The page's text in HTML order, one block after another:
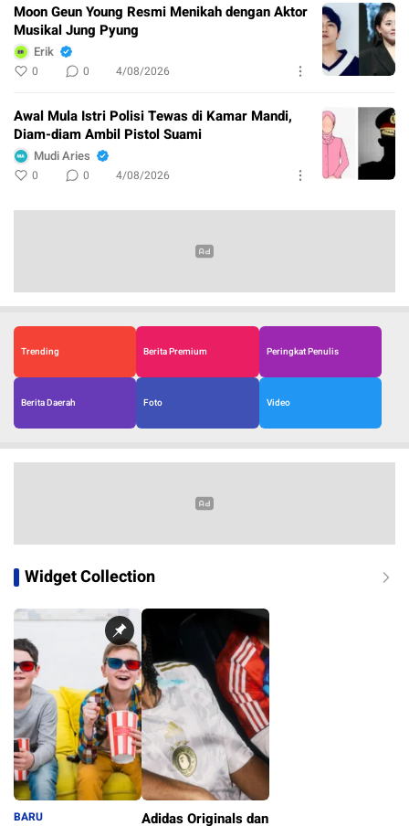
Moon Geun Young Resmi Menikah dengan Aktor
Musikal Jung Pyung
Erik
0 0 4/08/2026
Awal Mula Istri Polisi Tewas di Kamar Mandi,
Diam-diam Ambil Pistol Suami
Mudi Aries
0 0 4/08/2026
Trending Berita Premium Peringkat Penulis
Berita Daerah Foto Video
Widget Collection
BARU Adidas Originals dan